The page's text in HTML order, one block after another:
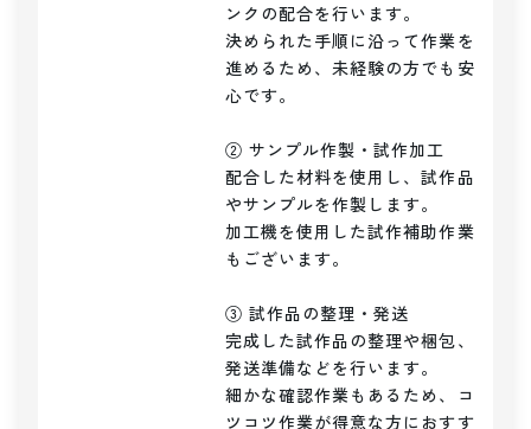
ンクの配合を行います。
決められた手順に沿って作業を
進めるため、未経験の方でも安
心です。
② サンプル作製・試作加工
配合した材料を使用し、試作品
やサンプルを作製します。
加工機を使用した試作補助作業
もございます。
③ 試作品の整理・発送
完成した試作品の整理や梱包、
発送準備などを行います。
細かな確認作業もあるため、コ
ツコツ作業が得意な方におすす